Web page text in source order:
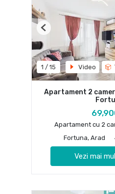
1 / 15 Video
Previous
Apartament 2
Apartament cu 2
Fortuna, Arad
Vezi mai